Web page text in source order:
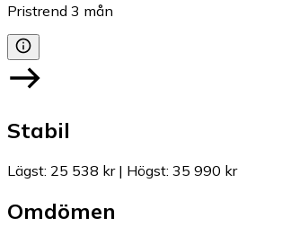
Pristrend 3 mån
Stabil
Lägst: 25 538 kr| Högst: 35 990 kr
Omdömen